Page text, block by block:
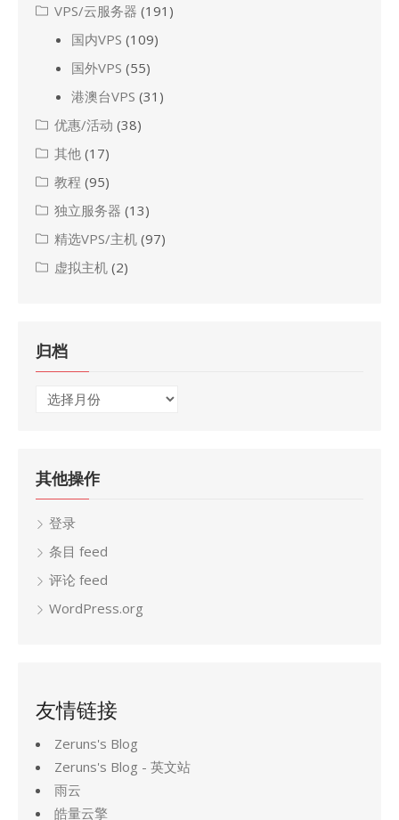
VPS/云服务器 (191)
国内VPS (109)
国外VPS (55)
港澳台VPS (31)
优惠/活动 (38)
其他 (17)
教程 (95)
独立服务器 (13)
精选VPS/主机 (97)
虚拟主机 (2)
归档
归
其他操作
登录
条目 feed
评论 feed
WordPress.org
友情链接
Zeruns's Blog
Zeruns's Blog - 英文站
雨云
皓量云擎